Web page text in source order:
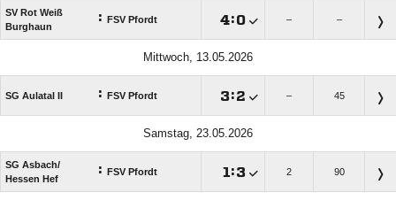
SV Rot Weiß
Burghaun
: FSV Pfordt : – –
Mittwoch, 13.05.2026
SG Aulatal II : FSV Pfordt : – 45
Samstag, 23.05.2026
SG Asbach/​
Hessen Hef
: FSV Pfordt  : 2 90